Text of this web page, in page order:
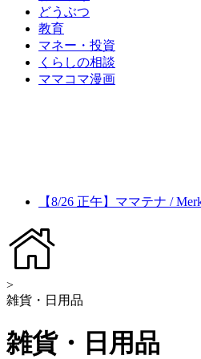
どうぶつ
教育
マネー・投資
くらしの相談
ママコマ漫画
【8/26 正午】ママテナ /
>
雑貨・日用品
雑貨・日用品